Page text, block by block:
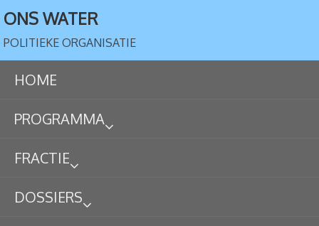
ONS WATER
POLITIEKE ORGANISATIE
HOME
PROGRAMMA
FRACTIE
DOSSIERS